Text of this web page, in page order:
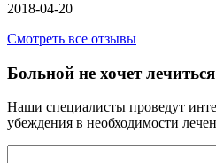
2018-04-20
Смотреть все отзывы
Больной не хочет
Наши специалисты проведут
убеждения в необходимости